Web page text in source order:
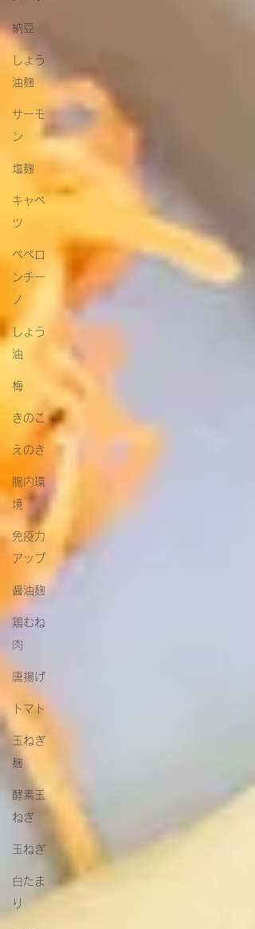
納豆
しょう
油麹
サーモ
ン
塩麹
キャベ
ツ
ペペロ
ンチー
ノ
しょう
油
梅
きのこ
えのき
腸内環
境
免疫力
アップ
醤油麹
鶏むね
肉
唐揚げ
トマト
玉ねぎ
麹
酵素玉
ねぎ
玉ねぎ
白たま
り